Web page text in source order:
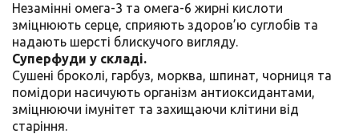
Незамінні омега-3 та омега-6 жирні кислоти
зміцнюють серце, сприяють здоров’ю суглобів та
надають шерсті блискучого вигляду.
Суперфуди у складі.
Сушені броколі, гарбуз, морква, шпинат, чорниця та
помідори насичують організм антиоксидантами,
зміцнюючи імунітет та захищаючи клітини від
старіння.